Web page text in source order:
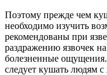
Поэтому прежде чем
необходимо изучить
рекомендованы при
раздражению язвочек
болезненные
следует кушать людям